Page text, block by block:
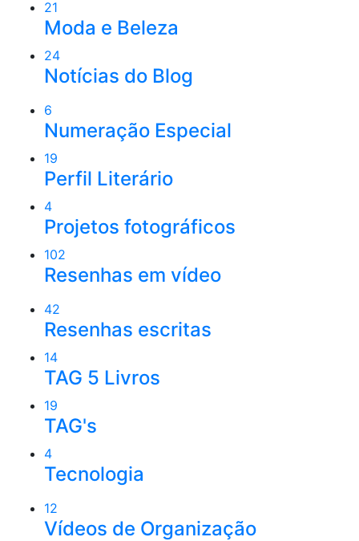
21
Moda e Beleza
24
Notícias do Blog
6
Numeração Especial
19
Perfil Literário
4
Projetos fotográficos
102
Resenhas em vídeo
42
Resenhas escritas
14
TAG 5 Livros
19
TAG's
4
Tecnologia
12
Vídeos de Organização